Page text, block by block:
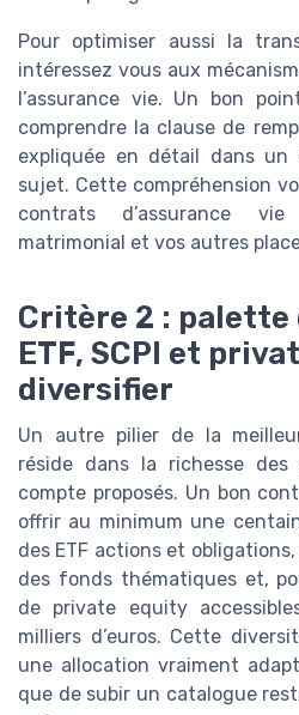
Pour optimiser aussi la
intéressez vous aux
l’assurance vie. Un bon
comprendre la clause de
expliquée en détail dans un
sujet. Cette compréhension
contrats d’assurance
matrimonial et vos autres
Critère 2 : palette
ETF, SCPI et
diversifier
Un autre pilier de la
réside dans la richesse
compte proposés. Un bon
offrir au minimum une
des ETF actions et
des fonds thématiques et,
de private equity
milliers d’euros. Cette
une allocation vraiment
que de subir un catalogue